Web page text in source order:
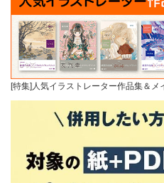
[特集]人気イラストレーター作品集＆メ